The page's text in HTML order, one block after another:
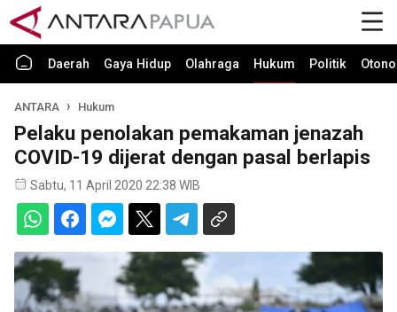
Daerah Gaya Hidup Olahraga Hukum Politik
ANTARA Hukum
Pelaku penolakan pemakaman jenazah
COVID-19 dijerat dengan pasal berlapis
Sabtu, 11 April 2020 22:38 WIB